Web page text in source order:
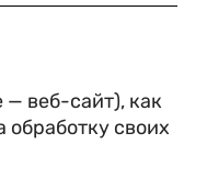
— веб-сайт), как
обработку своих